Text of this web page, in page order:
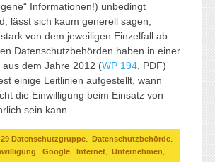
Informationen!) unbedingt
lässt sich kaum generell sagen,
von dem jeweiligen Einzelfall ab.
Datenschutzbehörden haben in einer
aus dem Jahre 2012 (WP 194, PDF)
einige Leitlinien aufgestellt, wann
die Einwilligung beim Einsatz von
sein kann.
Datenschutzgruppe, Datenschutzbehörde,
, Google, Internet, Unternehmen,